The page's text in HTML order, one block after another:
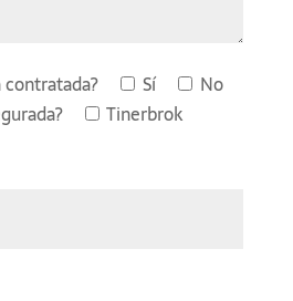
contratada? Sí
No
Tinerbrok